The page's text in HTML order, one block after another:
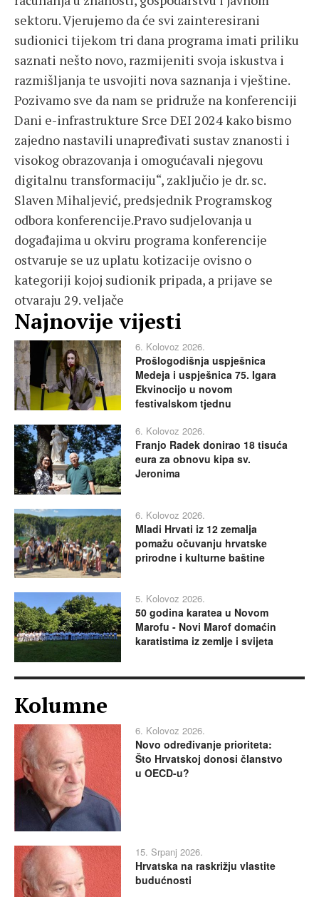
sektoru. Vjerujemo da će svi zainteresirani
sudionici tijekom tri dana programa imati priliku
saznati nešto novo, razmijeniti svoja iskustva i
razmišljanja te usvojiti nova saznanja i vještine.
Pozivamo sve da nam se pridruže na konferenciji
Dani e-infrastrukture Srce DEI 2024 kako bismo
zajedno nastavili unapređivati sustav znanosti i
visokog obrazovanja i omogućavali njegovu
digitalnu transformaciju“, zaključio je dr. sc.
Slaven Mihaljević, predsjednik Programskog
odbora konferencije.Pravo sudjelovanja u
događajima u okviru programa konferencije
ostvaruje se uz uplatu kotizacije ovisno o
kategoriji kojoj sudionik pripada, a prijave se
otvaraju 29. veljače
Najnovije vijesti
6. Kolovoz 2026.
Prošlogodišnja uspješnica
Medeja i uspješnica 75. Igara
Ekvinocijo u novom
festivalskom tjednu
6. Kolovoz 2026.
Franjo Radek donirao 18 tisuća
eura za obnovu kipa sv.
Jeronima
6. Kolovoz 2026.
Mladi Hrvati iz 12 zemalja
pomažu očuvanju hrvatske
prirodne i kulturne baštine
5. Kolovoz 2026.
50 godina karatea u Novom
Marofu - Novi Marof domaćin
karatistima iz zemlje i svijeta
Kolumne
6. Kolovoz 2026.
Novo određivanje prioriteta:
Što Hrvatskoj donosi članstvo
u OECD-u?
15. Srpanj 2026.
Hrvatska na raskrižju vlastite
budućnosti